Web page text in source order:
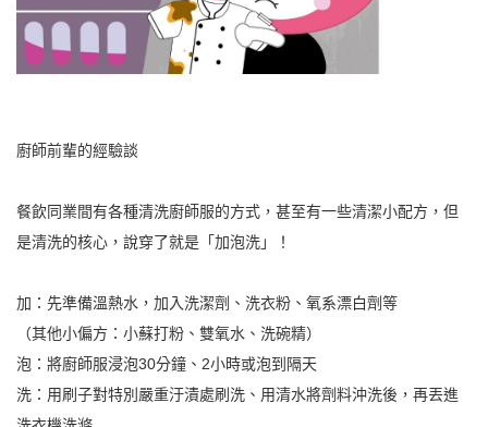
廚師前輩的經驗談
餐飲同業間有各種清洗廚師服的方式，甚至有一些清潔小配方，但
是清洗的核心，說穿了就是「加泡洗」！
加：先準備溫熱水，加入洗潔劑、洗衣粉、氧系漂白劑等
（其他小偏方：小蘇打粉、雙氧水、洗碗精）
泡：將廚師服浸泡30分鐘、2小時或泡到隔天
洗：用刷子對特別嚴重汙漬處刷洗、用清水將劑料沖洗後，再丟進